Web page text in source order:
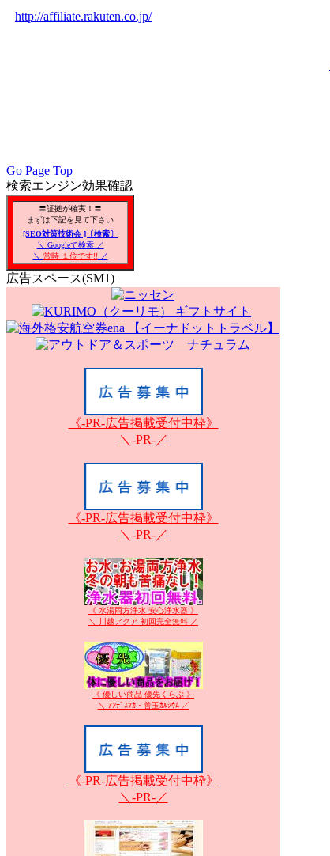
http://affiliate.rakuten.co.jp/
Go Page Top
検索エンジン効果確認
〓証拠が確実！〓
まずは下記を見て下さい
[SEO対策技術会 ]〔検索〕
＼ Googleで検索 ／
＼ 常時 １位です!!／
広告スペース(SM1)
《-PR-広告掲載受付中枠》
＼-PR-／
《-PR-広告掲載受付中枠》
＼-PR-／
《 水湯両方浄水 安心浄水器 》
＼ 川越アクア 初回完全無料 ／
《 優しい商品 優先くらぶ 》
＼ ｱﾝﾃﾞｽﾏｶ・善玉ｶﾙｼｳﾑ ／
《-PR-広告掲載受付中枠》
＼-PR-／